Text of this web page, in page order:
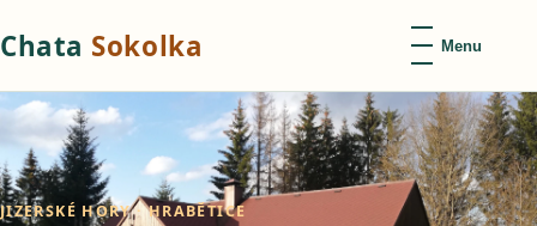
Chata Sokolka Menu
JIZERSKÉ HORY · HRABĚTICE